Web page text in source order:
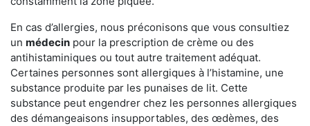
En cas d’allergies, nous préconisons que vous consultiez
un médecin pour la prescription de crème ou des
antihistaminiques ou tout autre traitement adéquat.
Certaines personnes sont allergiques à l’histamine, une
substance produite par les punaises de lit. Cette
substance peut engendrer chez les personnes allergiques
des démangeaisons insupportables, des œdèmes, des